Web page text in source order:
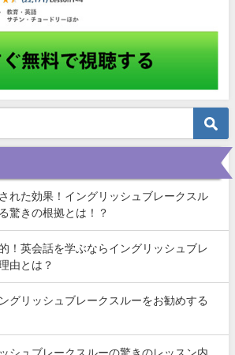
れた効果！イングリッシュブレークスル
驚きの根拠とは！？
！英会話を学ぶならイングリッシュブレ
由とは？
グリッシュブレークスルーをお勧めする
シュブレークスルーの驚きのレッスン内